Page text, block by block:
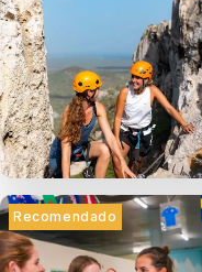
Recomendado